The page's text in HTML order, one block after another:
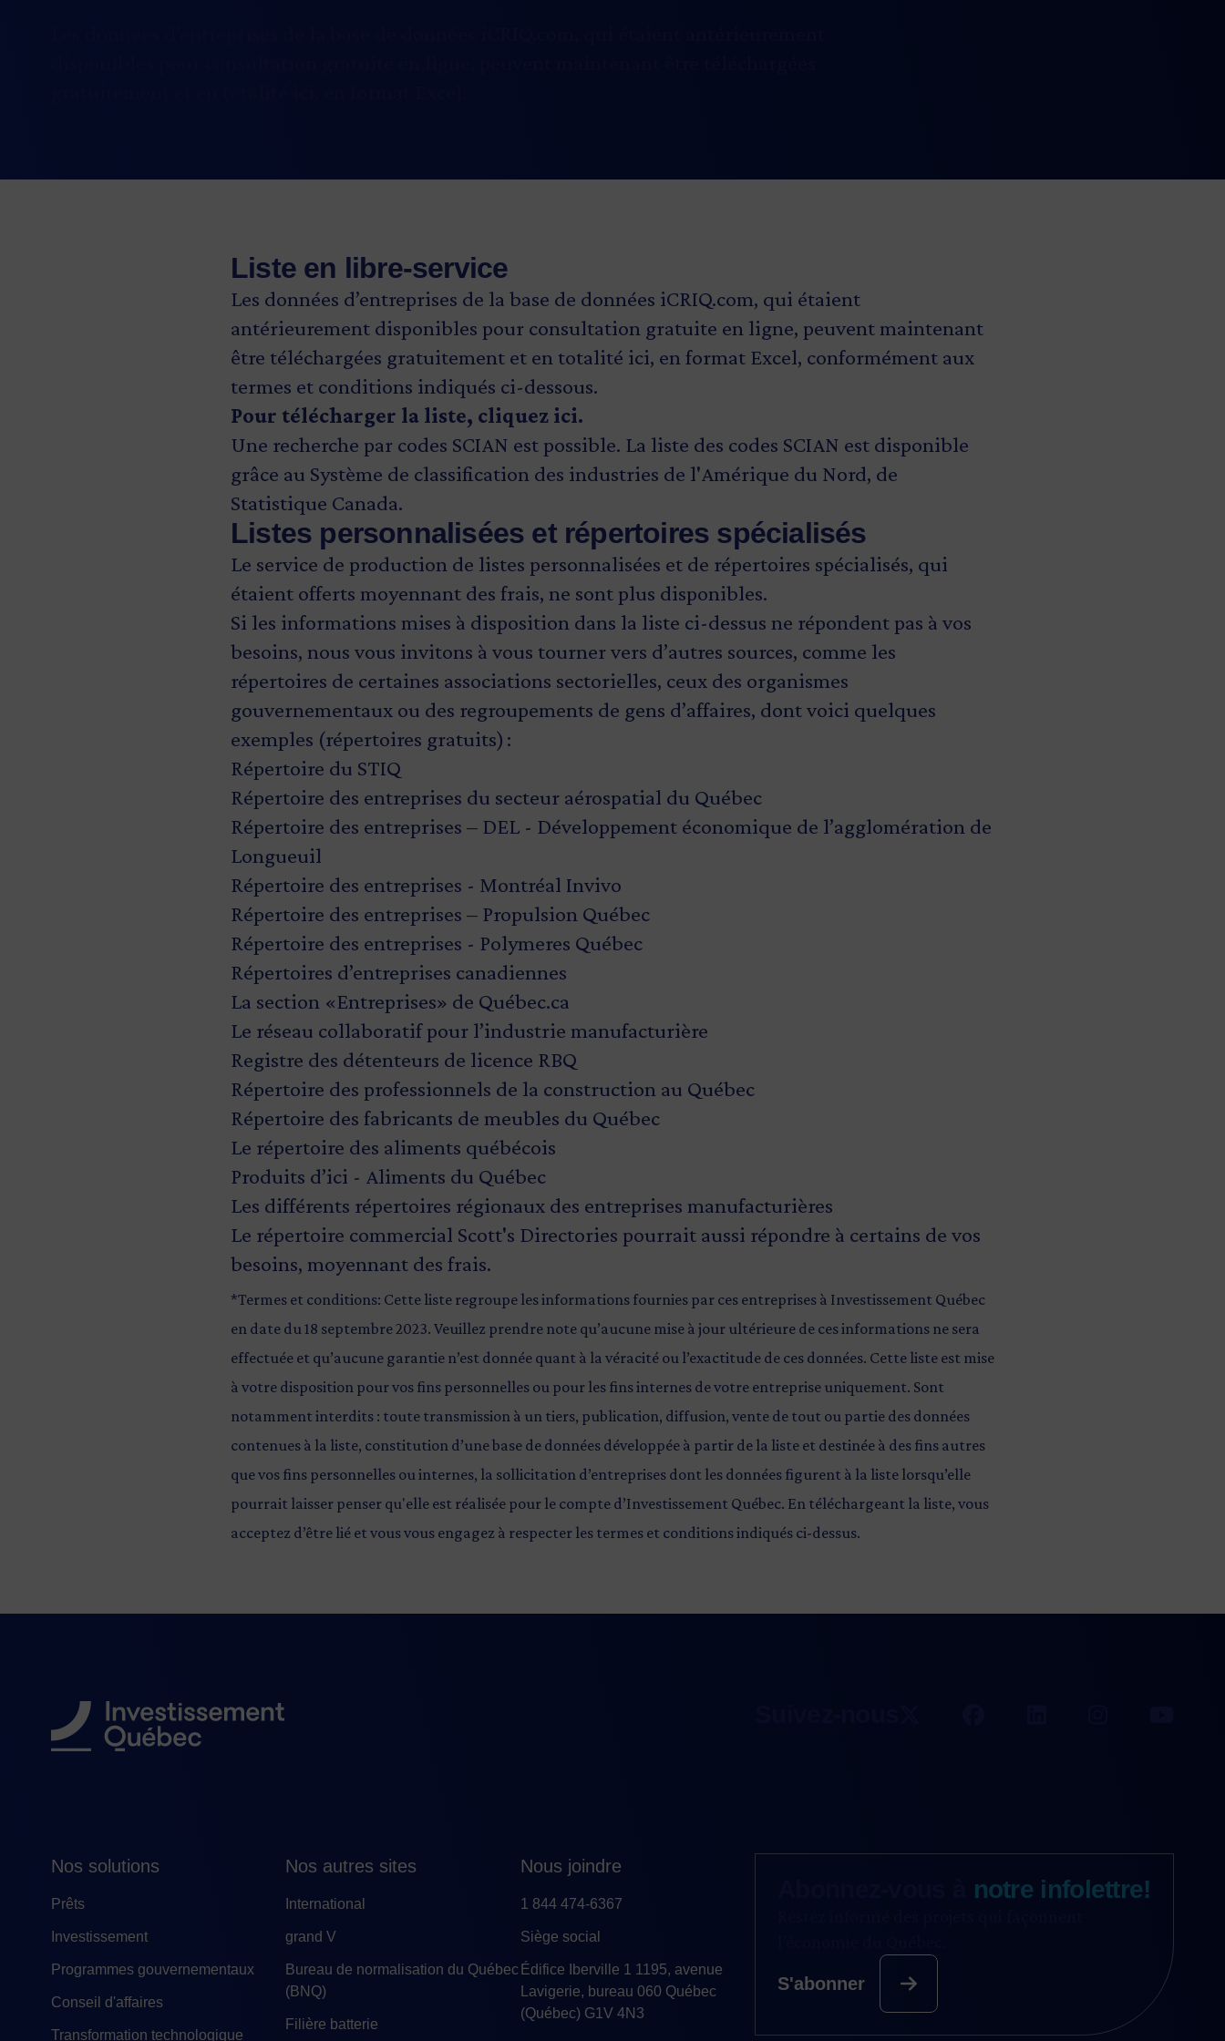
Liste en libre-service
Les données d’entreprises de la base de données iCRIQ.com, qui étaient
antérieurement disponibles pour consultation gratuite en ligne, peuvent maintenant
être téléchargées gratuitement et en totalité ici, en format Excel, conformément aux
termes et conditions indiqués ci-dessous.
Pour télécharger la liste, cliquez ici.
Une recherche par codes SCIAN est possible. La liste des codes SCIAN est disponible
grâce au Système de classification des industries de l'Amérique du Nord, de
Statistique Canada.
Listes personnalisées et répertoires spécialisés
Le service de production de listes personnalisées et de répertoires spécialisés, qui
étaient offerts moyennant des frais, ne sont plus disponibles.
Si les informations mises à disposition dans la liste ci-dessus ne répondent pas à vos
besoins, nous vous invitons à vous tourner vers d’autres sources, comme les
répertoires de certaines associations sectorielles, ceux des organismes
gouvernementaux ou des regroupements de gens d’affaires, dont voici quelques
exemples (répertoires gratuits) :
Répertoire du STIQ
Répertoire des entreprises du secteur aérospatial du Québec
Répertoire des entreprises – DEL - Développement économique de l’agglomération de
Longueuil
Répertoire des entreprises - Montréal Invivo
Répertoire des entreprises – Propulsion Québec
Répertoire des entreprises - Polymeres Québec
Répertoires d’entreprises canadiennes
La section «Entreprises» de Québec.ca
Le réseau collaboratif pour l’industrie manufacturière
Registre des détenteurs de licence RBQ
Répertoire des professionnels de la construction au Québec
Répertoire des fabricants de meubles du Québec
Le répertoire des aliments québécois
Produits d’ici - Aliments du Québec
Les différents répertoires régionaux des entreprises manufacturières
Le répertoire commercial Scott's Directories pourrait aussi répondre à certains de vos
besoins, moyennant des frais.
*Termes et conditions: Cette liste regroupe les informations fournies par ces entreprises à Investissement Québec
en date du 18 septembre 2023. Veuillez prendre note qu’aucune mise à jour ultérieure de ces informations ne sera
effectuée et qu’aucune garantie n’est donnée quant à la véracité ou l’exactitude de ces données. Cette liste est mise
à votre disposition pour vos fins personnelles ou pour les fins internes de votre entreprise uniquement. Sont
notamment interdits : toute transmission à un tiers, publication, diffusion, vente de tout ou partie des données
contenues à la liste, constitution d’une base de données développée à partir de la liste et destinée à des fins autres
que vos fins personnelles ou internes, la sollicitation d’entreprises dont les données figurent à la liste lorsqu’elle
pourrait laisser penser qu'elle est réalisée pour le compte d’Investissement Québec. En téléchargeant la liste, vous
acceptez d’être lié et vous vous engagez à respecter les termes et conditions indiqués ci-dessus.
Nos solutions
Prêts
Investissement
Programmes gouvernementaux
Conseil d'affaires
Transformation technologique
Nos autres sites
International
grand V
Bureau de normalisation du Québec
(BNQ)
Filière batterie
Nous joindre
1 844 474-6367
Siège social
Édifice Iberville 1 1195, avenue
Lavigerie, bureau 060 Québec
(Québec) G1V 4N3
notre infolettre!
S'abonner